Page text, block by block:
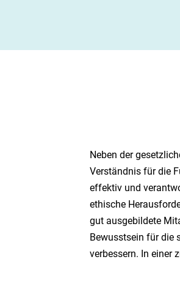
Neben der
Verständnis für die
effektiv und
ethische
gut ausgebildete
Bewusstsein für die
verbessern. In einer